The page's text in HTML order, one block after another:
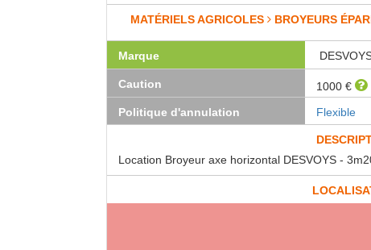
MATÉRIELS AGRICOLES BROYEURS
Marque
Caution
1000 €
Politique d'annulation
Flexible
Location Broyeur axe horizontal DESVOYS -